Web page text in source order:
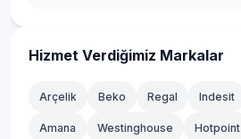
Kağıthane
Kartal
Küçükçekmece
Hizmet Verdiğimiz Markalar
Arçelik Beko Regal Indesit
Amana Westinghouse Hotpoint